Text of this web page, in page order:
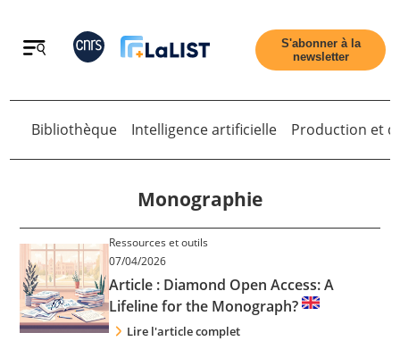
Retour
Accueil
Tous les articles
S'abonner à la
newsletter
Bibliothèque Intelligence artificielle Production et
Monographie
Ressources et outils
07/04/2026
Article : Diamond Open Access: A
Lifeline for the Monograph?
Lire l'article complet